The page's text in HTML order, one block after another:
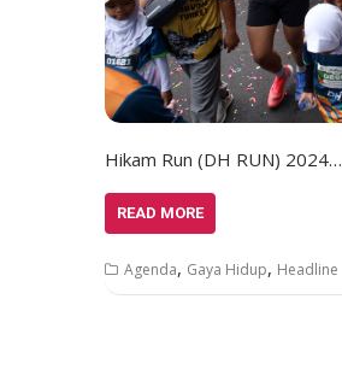
Hikam Run (DH RUN) 2024…
READ MORE
Agenda, Gaya Hidup, Headline